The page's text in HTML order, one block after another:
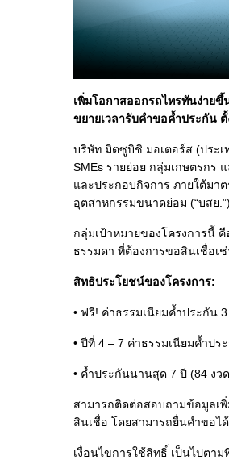
เพิ่มโอกาสออกรถไทรทันง่าย
ขยายเวลารับคำขอค้ำประกัน
บริษัท มิตซูบิชิ มอเตอร์ส (ประ
SMEs รายย่อย กลุ่มเกษตรกร
และประกอบกิจการ ภายใต้มา
อุตสาหกรรมขนาดย่อม (“บสย
กลุ่มเป้าหมายของโครงการนี้
ธรรมดา ที่ต้องการขอสินเชื่อเ
สิทธิประโยชน์ของโครงการ:
• ฟรี! ค่าธรรมเนียมค้ำประกัน
• ปีที่ 4 – 7 ค่าธรรมเนียมค้ำป
• ค้ำประกันนานสุด 7 ปี (84 งว
สามารถติดต่อสอบถามข้อมูลเ
สินเชื่อ โดยสามารถยื่นคำขอไ
เงื่อนไขการใช้สิทธิ์ เป็นไปตา